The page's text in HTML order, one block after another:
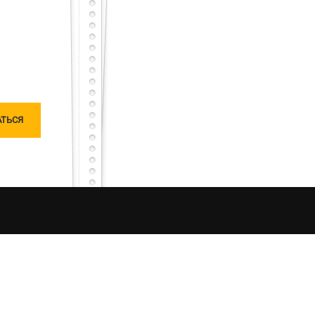
тест с первого раза – будет тебе честь
но не останешься наедине, мы исправим